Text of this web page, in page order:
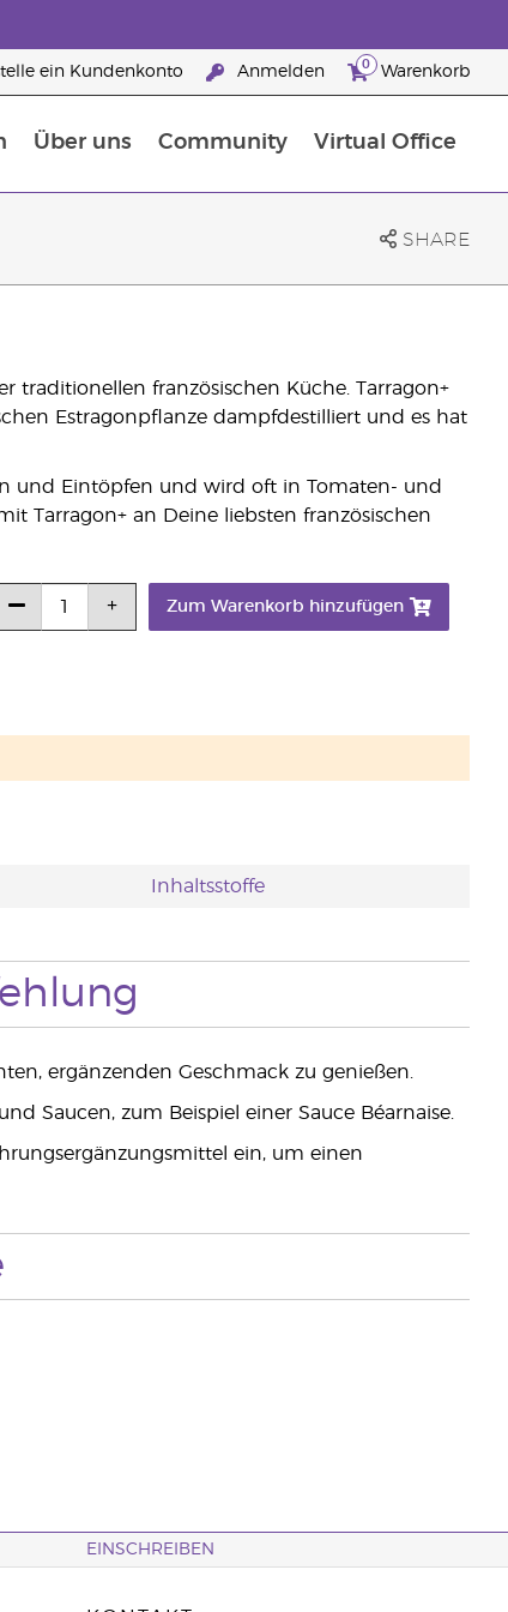
ein Kundenkonto Anmelden 0 Warenkorb
Über uns Community Virtual Office
SHARE
traditionellen französischen Küche. Tarragon+
Estragonpflanze dampfdestilliert und es hat
und Eintöpfen und wird oft in Tomaten- und
Tarragon+ an Deine liebsten französischen
Zum Warenkorb hinzufügen
Inhaltsstoffe
ergänzenden Geschmack zu genießen.
Saucen, zum Beispiel einer Sauce Béarnaise.
ein, um einen
EINSCHREIBEN